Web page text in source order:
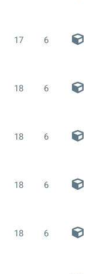
17 6
18 6
18 6
18 6
18 6